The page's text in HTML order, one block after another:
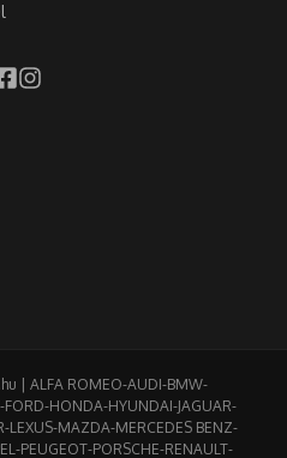
| ALFA ROMEO-AUDI-BMW-
HONDA-HYUNDAI-JAGUAR-
LEXUS-MAZDA-MERCEDES BENZ-
PEUGEOT-PORSCHE-RENAULT-